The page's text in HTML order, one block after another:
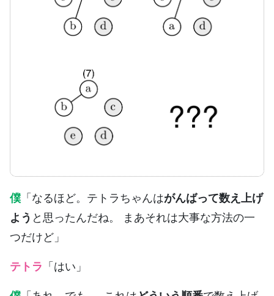
僕 「なるほど。テトラちゃんはがんばって数え上げ
よう と思ったんだね。 まあそれは大事な方法の一
つだけど」
テトラ 「はい」